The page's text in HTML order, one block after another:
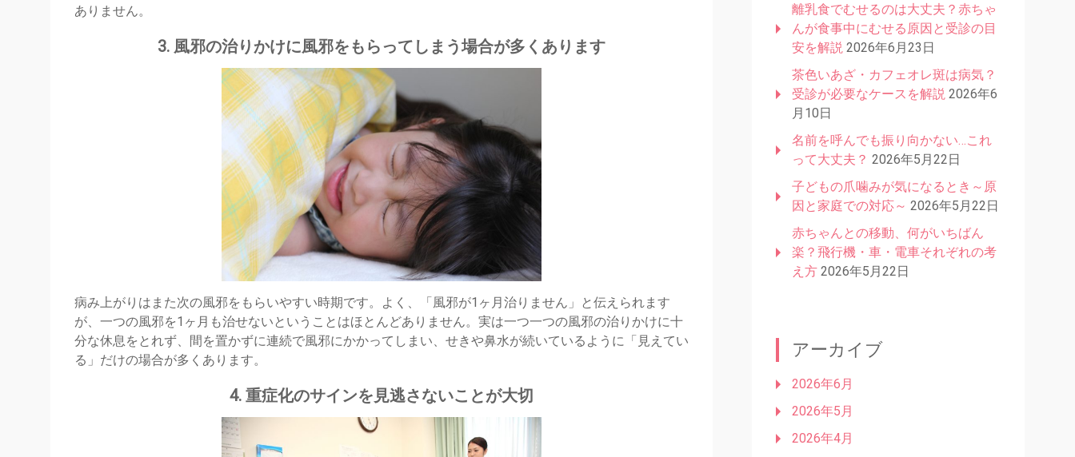
ありません。
3. 風邪の治りかけに風邪をもらってしまう場合が多くあります
病み上がりはまた次の風邪をもらいやすい時期です。よく、「風邪が1ヶ月治りません」と伝えられます
が、一つの風邪を1ヶ月も治せないということはほとんどありません。実は一つ一つの風邪の治りかけに十
分な休息をとれず、間を置かずに連続で風邪にかかってしまい、せきや鼻水が続いているように「見えてい
る」だけの場合が多くあります。
4. 重症化のサインを見逃さないことが大切
離乳食でむせるのは大丈夫？赤ちゃ
んが食事中にむせる原因と受診の目
安を解説 2026年6月23日
茶色いあざ・カフェオレ斑は病気？
受診が必要なケースを解説 2026年6
月10日
名前を呼んでも振り向かない…これ
って大丈夫？ 2026年5月22日
子どもの爪噛みが気になるとき～原
因と家庭での対応～ 2026年5月22日
赤ちゃんとの移動、何がいちばん
楽？飛行機・車・電車それぞれの考
え方 2026年5月22日
アーカイブ
2026年6月
2026年5月
2026年4月